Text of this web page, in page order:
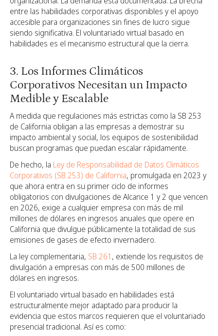
entre las habilidades corporativas disponibles y el apoyo
accesible para organizaciones sin fines de lucro sigue
siendo significativa. El voluntariado virtual basado en
habilidades es el mecanismo estructural que la cierra.
3. Los Informes Climáticos
Corporativos Necesitan un Impacto
Medible y Escalable
A medida que regulaciones más estrictas como la SB 253
de California obligan a las empresas a demostrar su
impacto ambiental y social, los equipos de sostenibilidad
buscan programas que puedan escalar rápidamente.
De hecho, la Ley de Responsabilidad de Datos Climáticos
Corporativos (SB 253) de California, promulgada en 2023 y
que ahora entra en su primer ciclo de informes
obligatorios con divulgaciones de Alcance 1 y 2 que vencen
en 2026, exige a cualquier empresa con más de mil
millones de dólares en ingresos anuales que opere en
California que divulgue públicamente la totalidad de sus
emisiones de gases de efecto invernadero.
La ley complementaria, SB 261 , extiende los requisitos de
divulgación a empresas con más de 500 millones de
dólares en ingresos.
El voluntariado virtual basado en habilidades está
estructuralmente mejor adaptado para producir la
evidencia que estos marcos requieren que el voluntariado
presencial tradicional. Así es como: